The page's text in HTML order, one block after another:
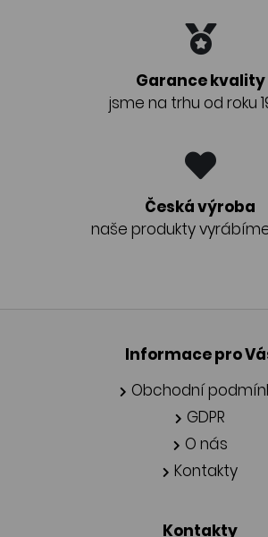
Garance kvality
jsme na trhu od roku
Česká výroba
naše produkty
Informace pro
Obchodní
GDPR
O nás
Kontakty
Kontakty